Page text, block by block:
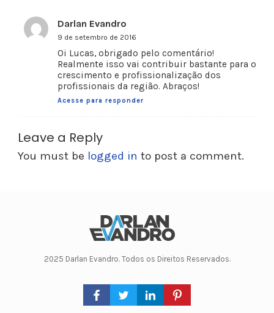
Darlan Evandro
9 de setembro de 2016
Oi Lucas, obrigado pelo comentário!
Realmente isso vai contribuir bastante para o
crescimento e profissionalização dos
profissionais da região. Abraços!
Acesse para responder
Leave a Reply
You must be logged in to post a comment.
2025 Darlan Evandro. Todos os Direitos Reservados.